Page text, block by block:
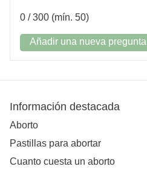
0 / 300 (mín. 50)
Añadir una nueva pregunta
Información destacada
Aborto
Pastillas para abortar
Cuanto cuesta un aborto